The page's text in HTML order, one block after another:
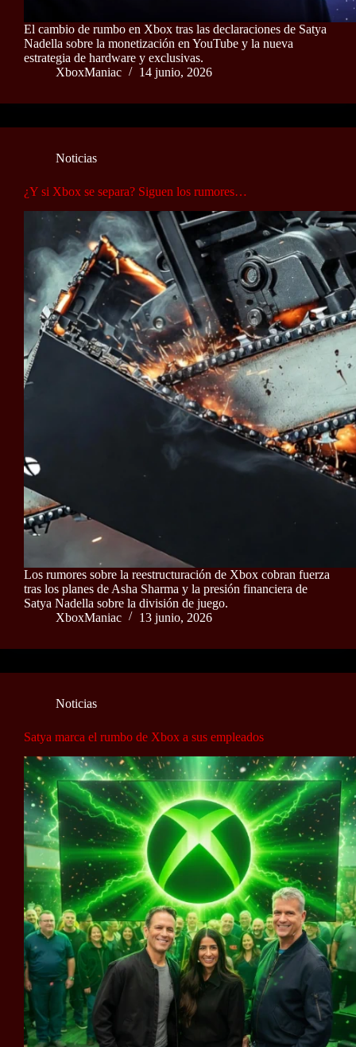
El cambio de rumbo en Xbox tras las declaraciones de Satya
Nadella sobre la monetización en YouTube y la nueva
estrategia de hardware y exclusivas.
XboxManiac
14 junio, 2026
Noticias
¿Y si Xbox se separa? Siguen los rumores…
Los rumores sobre la reestructuración de Xbox cobran fuerza
tras los planes de Asha Sharma y la presión financiera de
Satya Nadella sobre la división de juego.
XboxManiac
13 junio, 2026
Noticias
Satya marca el rumbo de Xbox a sus empleados